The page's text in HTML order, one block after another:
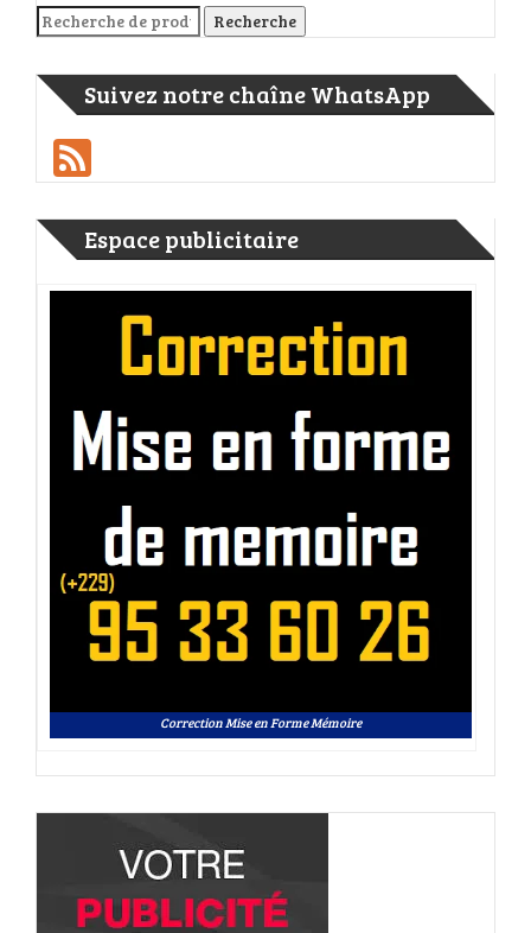
Recherche pour : Recherche
Suivez notre chaîne WhatsApp
Espace publicitaire
Correction Mise en Forme Mémoire